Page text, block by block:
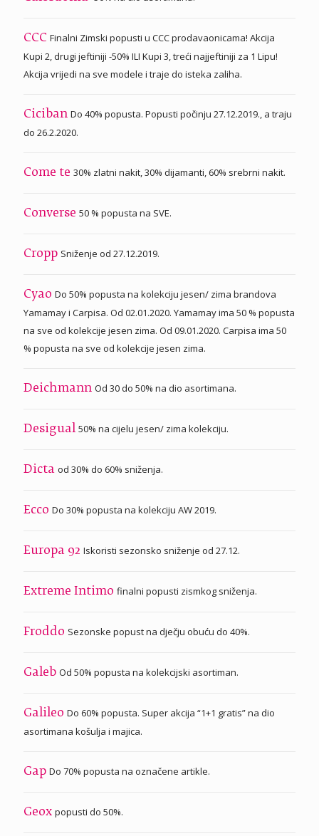
CCC Finalni Zimski popusti u CCC prodavaonicama! Akcija
Kupi 2, drugi jeftiniji -50% ILI Kupi 3, treći najjeftiniji za 1 Lipu!
Akcija vrijedi na sve modele i traje do isteka zaliha.
Ciciban Do 40% popusta. Popusti počinju 27.12.2019., a traju
do 26.2.2020.
Come te 30% zlatni nakit, 30% dijamanti, 60% srebrni nakit.
Converse 50 % popusta na SVE.
Cropp Sniženje od 27.12.2019.
Cyao Do 50% popusta na kolekciju jesen/ zima brandova
Yamamay i Carpisa. Od 02.01.2020. Yamamay ima 50 % popusta
na sve od kolekcije jesen zima. Od 09.01.2020. Carpisa ima 50
% popusta na sve od kolekcije jesen zima.
Deichmann Od 30 do 50% na dio asortimana.
Desigual50% na cijelu jesen/ zima kolekciju.
Dicta od 30% do 60% sniženja.
Ecco Do 30% popusta na kolekciju AW 2019.
Europa 92 Iskoristi sezonsko sniženje od 27.12.
Extreme Intimo finalni popusti zismkog sniženja.
Froddo Sezonske popust na dječju obuću do 40%.
Galeb Od 50% popusta na kolekcijski asortiman.
Galileo Do 60% popusta. Super akcija “1+1 gratis” na dio
asortimana košulja i majica.
Gap Do 70% popusta na označene artikle.
Geox popusti do 50%.